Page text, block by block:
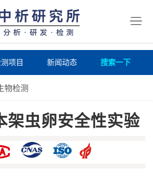
项目 新闻动态 搜索一下
物检测
架虫卵安全性实验